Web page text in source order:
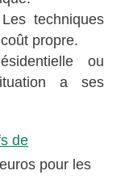
techniques
propre.
ou
a ses
de
pour les